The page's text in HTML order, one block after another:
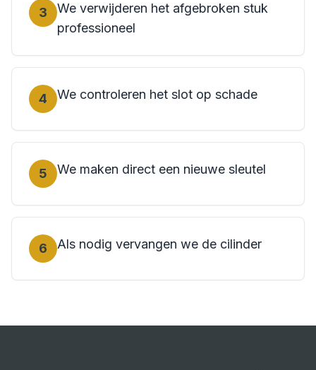
3
We verwijderen het afgebroken stuk
professioneel
4 We controleren het slot op schade
5 We maken direct een nieuwe sleutel
6 Als nodig vervangen we de cilinder